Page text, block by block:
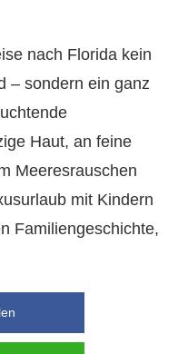
nach Florida kein
– sondern ein ganz
Haut, an feine
Meeresrauschen
mit Kindern
Familiengeschichte,